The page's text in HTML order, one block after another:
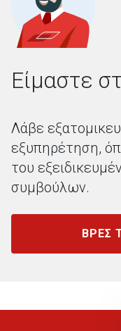
Είμαστε
Λάβε
εξυπηρέτηση,
του
συμβούλων.
ΒΡΕΣ